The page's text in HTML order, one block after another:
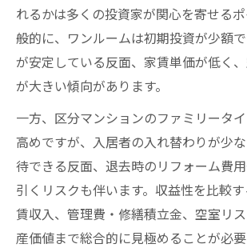
れるかは多くの投資家が関心を寄せる
般的に、ワンルームは初期投資が少額
が安定している反面、家賃単価が低く
が大きい傾向があります。
一方、区分マンションのファミリータ
高めですが、入居者の入れ替わりが少
待できる反面、退去時のリフォーム費
引くリスクも伴います。収益性を比較
賃収入、管理費・修繕積立金、空室リ
産価値まで総合的に見極めることが必要